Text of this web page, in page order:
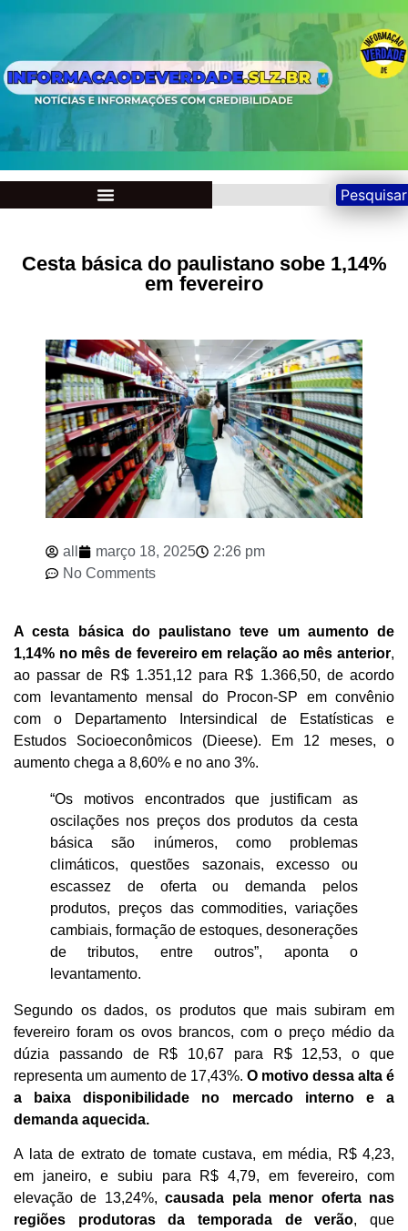
Pesquisar
Cesta básica do paulistano sobe 1,14%
em fevereiro
all março 18, 2025
2:26 pm
No Comments
A cesta básica do paulistano teve um aumento de
1,14% no mês de fevereiro em relação ao mês anterior,
ao passar de R$ 1.351,12 para R$ 1.366,50, de acordo
com levantamento mensal do Procon-SP em convênio
com o Departamento Intersindical de Estatísticas e
Estudos Socioeconômicos (Dieese). Em 12 meses, o
aumento chega a 8,60% e no ano 3%.
“Os motivos encontrados que justificam as
oscilações nos preços dos produtos da cesta
básica são inúmeros, como problemas
climáticos, questões sazonais, excesso ou
escassez de oferta ou demanda pelos
produtos, preços das commodities, variações
cambiais, formação de estoques, desonerações
de tributos, entre outros”, aponta o
levantamento.
Segundo os dados, os produtos que mais subiram em
fevereiro foram os ovos brancos, com o preço médio da
dúzia passando de R$ 10,67 para R$ 12,53, o que
representa um aumento de 17,43%. O motivo dessa alta é
a baixa disponibilidade no mercado interno e a
demanda aquecida.
A lata de extrato de tomate custava, em média, R$ 4,23,
em janeiro, e subiu para R$ 4,79, em fevereiro, com
elevação de 13,24%,causada pela menor oferta nas
regiões produtoras da temporada de verão, que